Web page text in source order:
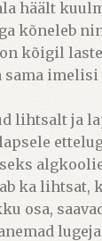
häält
kõneleb
kõigil
sama
lihtsalt ja
ka lihtsat,
osa,